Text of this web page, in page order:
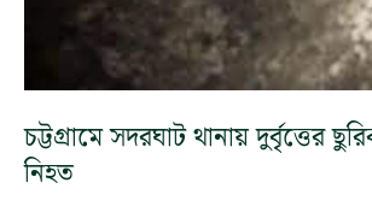
চট্টগ্রামে সদরঘাট থানায় দুর্বৃত্তের
নিহত